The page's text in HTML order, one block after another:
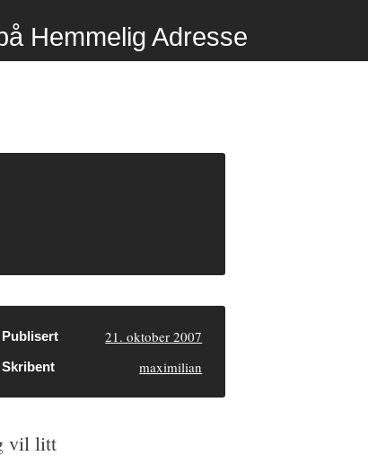
Hemmelig Adresse
Publisert 21. oktober 2007
Skribent maximilian
vil litt